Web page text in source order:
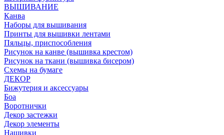
ВЫШИВАНИЕ
Канва
Наборы для вышивания
Принты для вышивки лентами
Пяльцы, приспособления
Рисунок на канве (вышивка крестом)
Рисунок на ткани (вышивка бисером)
Схемы на бумаге
ДЕКОР
Бижутерия и аксессуары
Боа
Воротнички
Декор застежки
Декор элементы
Нашивки